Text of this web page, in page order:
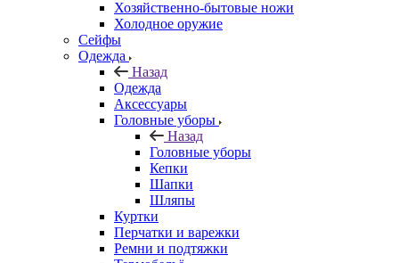
Хозяйственно-бытовые ножи
Холодное оружие
Сейфы
Одежда
Назад
Одежда
Аксессуары
Головные уборы
Назад
Головные уборы
Кепки
Шапки
Шляпы
Куртки
Перчатки и варежки
Ремни и подтяжки